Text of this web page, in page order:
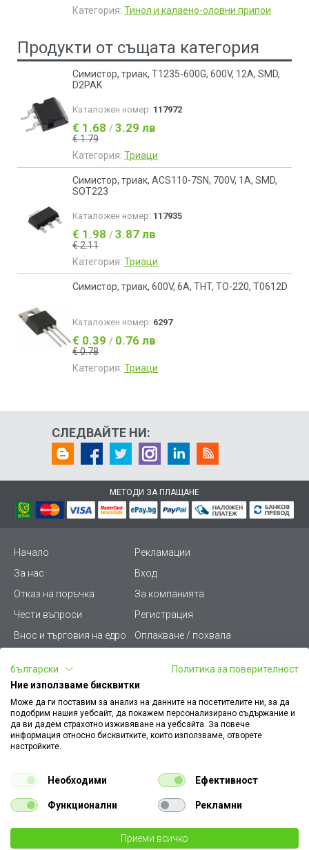
Категория: Тинол и калаено-оловни припои
Продукти от същата категория
Симистор, триак, T1235-600G, 600V, 12A, SMD,
D2PAK
Каталожен номер: 117972
€ 1.68 / 3.29 лв
€ 1.79
Категория: Триаци
Симистор, триак, ACS110-7SN, 700V, 1A, SMD,
SOT223
Каталожен номер: 117935
€ 1.98 / 3.87 лв
€ 2.11
Категория: Триаци
Симистор, триак, 600V, 6A, THT, TO-220, T0612D
Каталожен номер: 6297
€ 0.39 / 0.76 лв
€ 0.78
Категория: Триаци
СЛЕДВАЙТЕ НИ:
МЕТОДИ ЗА ПЛАЩАНЕ
Начало
Рекламации
За нас
Вход
Отказ на поръчка
За компанията
Чести въпроси
Регистрация
Внос и търговия на едро
Оплакване / похвала
Условия за ползване
Стани дистрибутор
Карта на сайта
Кариери
Как да намеря документ
към поръчка
Платформа за AРС
Конфигуратор за ел.
ключове и контакти
Уважаеми Клиенти, моля да имате предвид, че всички изображения на
нашия сайт са илюстративни,
български
Политика за поверителност
Ние използваме бисквитки
Може да ги поставим за анализ на данните на посетителите ни, за да
подобрим нашия уебсайт, да покажем персонализирано съдържание и
да ви дадем страхотно изживяване на уебсайта. За повече
информация относно бисквитките, които използваме, отворете
настройките.
Необходими Ефективност
Функционални Рекламни
Приеми всичко